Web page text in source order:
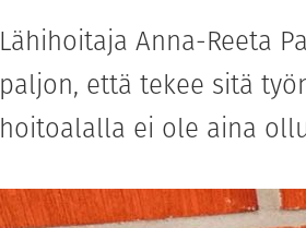
Lähihoitaja Anna-Reeta
paljon, että tekee sitä
hoitoalalla ei ole aina